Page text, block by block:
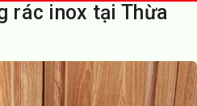
rác inox tại Thừa